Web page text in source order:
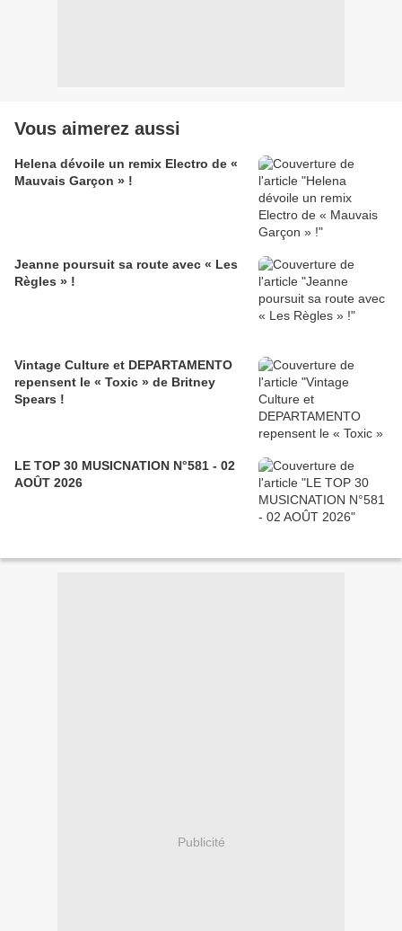
Vous aimerez aussi
Helena dévoile un remix Electro de «
Mauvais Garçon » !
Jeanne poursuit sa route avec « Les
Règles » !
Vintage Culture et DEPARTAMENTO
repensent le « Toxic » de Britney
Spears !
LE TOP 30 MUSICNATION N°581 - 02
AOÛT 2026
Publicité